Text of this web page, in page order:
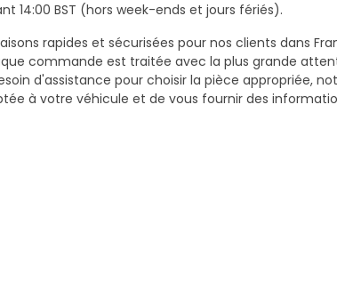
14:00 BST (hors week-ends et jours fériés).
rapides et sécurisées pour nos clients dans
commande est traitée avec la plus grande
d'assistance pour choisir la pièce appropriée,
à votre véhicule et de vous fournir des